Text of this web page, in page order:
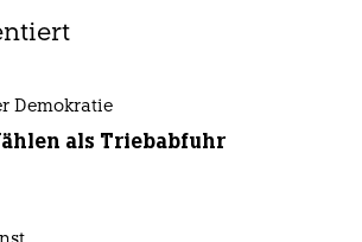
Demokratie
als Triebabfuhr